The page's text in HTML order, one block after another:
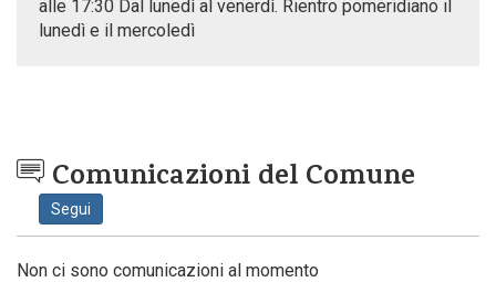
alle 17:30 Dal lunedì al venerdì. Rientro pomeridiano il
lunedì e il mercoledì
Comunicazioni del Comune
Segui
Non ci sono comunicazioni al momento